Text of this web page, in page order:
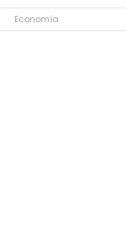
Economía